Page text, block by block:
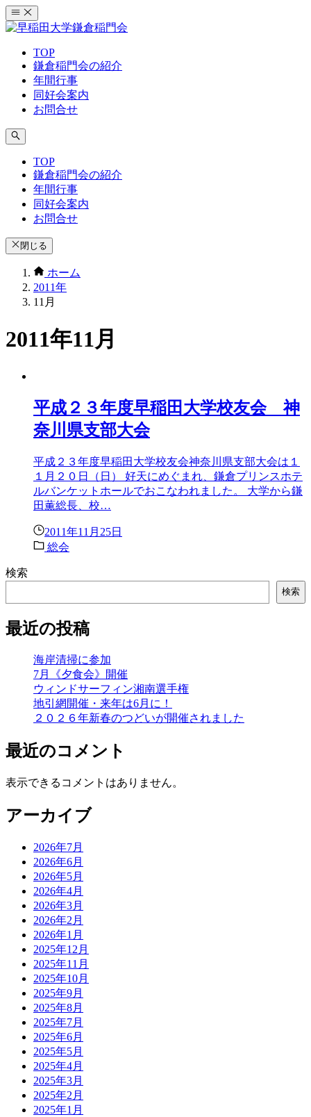
コ
ン
ッ
プ
TOP
鎌倉稲門会の紹介
年間行事
同好会案内
お問合せ
TOP
鎌倉稲門会の紹介
年間行事
同好会案内
お問合せ
閉じる
ホーム
2011年
11月
2011年11月
平成２３年度早稲田大学校友会 神
奈川県支部大会
平成２３年度早稲田大学校友会神奈川県支部大会は１
１月２０日（日） 好天にめぐまれ、鎌倉プリンスホテ
ルバンケットホールでおこなわれました。 大学から鎌
田薫総長、校…
2011年11月25日
総会
検索
検索
最近の投稿
海岸清掃に参加
7月《夕食会》開催
ウィンドサーフィン湘南選手権
地引網開催・来年は6月に！
２０２６年新春のつどいが開催されました
最近のコメント
表示できるコメントはありません。
アーカイブ
2026年7月
2026年6月
2026年5月
2026年4月
2026年3月
2026年2月
2026年1月
2025年12月
2025年11月
2025年10月
2025年9月
2025年8月
2025年7月
2025年6月
2025年5月
2025年4月
2025年3月
2025年2月
2025年1月